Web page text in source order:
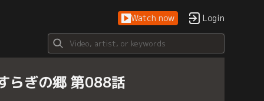
Watch now Login
らぎの郷 第088話